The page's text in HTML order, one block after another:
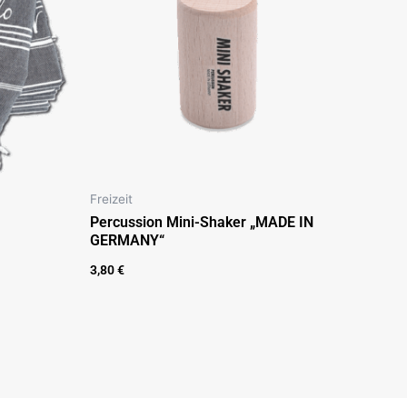
Freizeit
Percussion Mini-Shaker „MADE IN
GERMANY“
3,80€